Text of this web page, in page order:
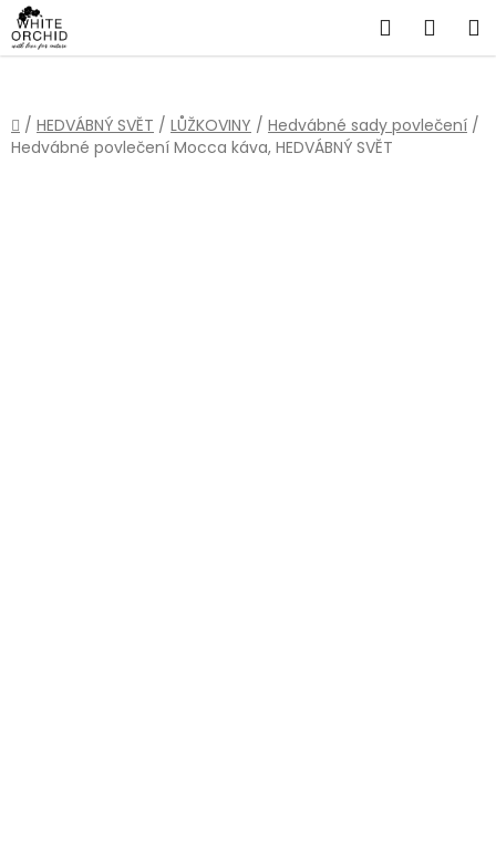
Přejít
na
obsah
Hledat
Domů
/ HEDVÁBNÝ SVĚT / LŮŽKOVINY / Hedvábné sady povlečení /
Hedvábné povlečení Mocca káva, HEDVÁBNÝ SVĚT